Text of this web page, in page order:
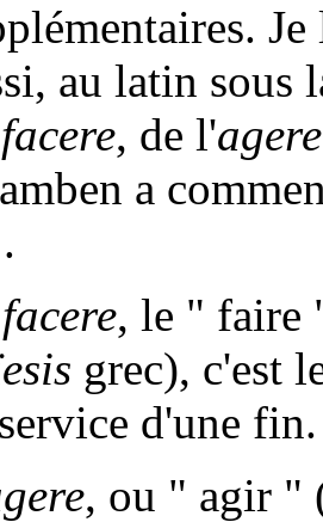
au latin sous
facere, de l'agere
a
.
facere, le " faire
grec), c'est
d'une fin.
, ou " agir "